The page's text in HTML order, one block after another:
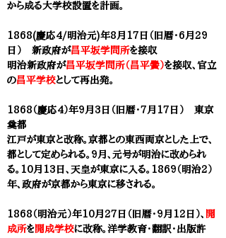
から成る大学校設置を計画。
1868(慶応4/明治元)年8月17日（旧暦・6月29
日） 新政府が昌平坂学問所を接収
明治新政府が昌平坂学問所（昌平黌）を接収、官立
の昌平学校として再出発。
1868（慶応4）年9月3日（旧暦・7月17日） 東京
奠都
江戸が東京と改称。京都との東西両京とした上で、
都として定められる。9月、元号が明治に改められ
る。10月13日、天皇が東京に入る。1869（明治2）
年、政府が京都から東京に移される。
1868（明治元）年10月27日（旧暦・9月12日）、 開
成所を開成学校に改称。洋学教育・翻訳・出版許